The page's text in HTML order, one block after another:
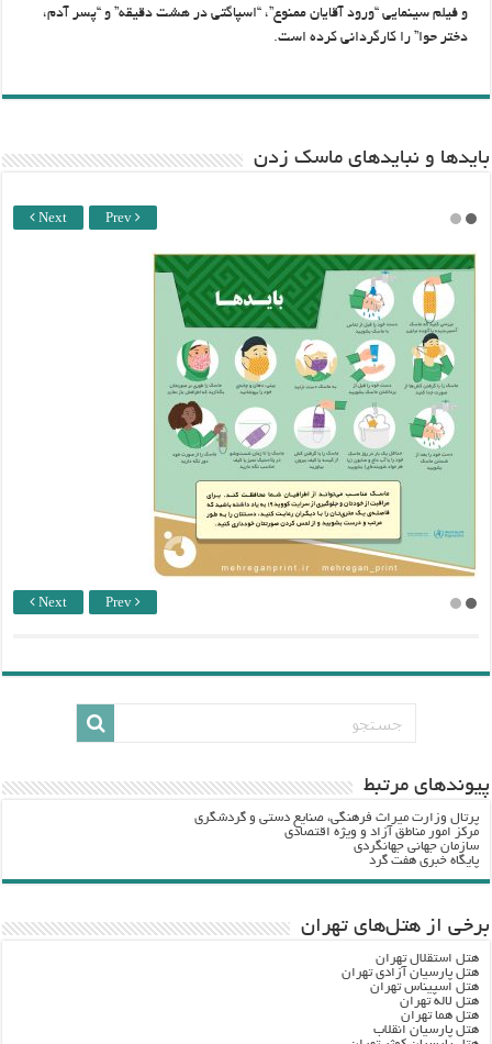
و فیلم سینمایی “ورود آقایان ممنوع”، “اسپاگتی در هشت دقیقه” و “پسر آدم،
دختر حوا” را کارگردانی کرده است.
باید‌ها و نبایدهای ماسک زدن
Next Prev
Next Prev
پيوندهاي مرتبط
پرتال وزارت ميراث فرهنگي، صنایع دستی و گردشگري
مرکز امور مناطق آزاد و ویژه اقتصادی
سازمان جهانی جهانگردی
پایگاه خبری هفت گرد
برخی از هتل‌های تهران
هتل استقلال تهران
هتل پارسیان آزادی تهران
هتل اسپیناس تهران
هتل لاله تهران
هتل هما تهران
هتل پارسیان انقلاب